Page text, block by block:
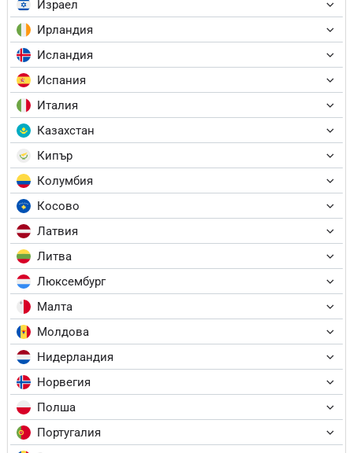
Израел
Ирландия
Исландия
Испания
Италия
Казахстан
Кипър
Колумбия
Косово
Латвия
Литва
Люксембург
Малта
Молдова
Нидерландия
Норвегия
Полша
Португалия